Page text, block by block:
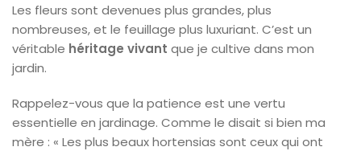
Les fleurs sont devenues plus grandes, plus
nombreuses, et le feuillage plus luxuriant. C’est un
véritable héritage vivant que je cultive dans mon
jardin.
Rappelez-vous que la patience est une vertu
essentielle en jardinage. Comme le disait si bien ma
mère : « Les plus beaux hortensias sont ceux qui ont